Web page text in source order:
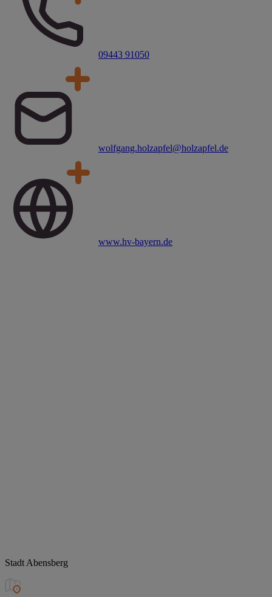
09443 91050
wolfgang.holzapfel@holzapfel.de
www.hv-bayern.de
Stadt Abensberg